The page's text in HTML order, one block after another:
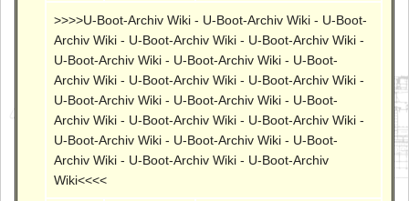
>>>>U-Boot-Archiv Wiki - U-Boot-Archiv Wiki - U-Boot-
Archiv Wiki - U-Boot-Archiv Wiki - U-Boot-Archiv Wiki -
U-Boot-Archiv Wiki - U-Boot-Archiv Wiki - U-Boot-
Archiv Wiki - U-Boot-Archiv Wiki - U-Boot-Archiv Wiki -
U-Boot-Archiv Wiki - U-Boot-Archiv Wiki - U-Boot-
Archiv Wiki - U-Boot-Archiv Wiki - U-Boot-Archiv Wiki -
U-Boot-Archiv Wiki - U-Boot-Archiv Wiki - U-Boot-
Archiv Wiki - U-Boot-Archiv Wiki - U-Boot-Archiv
Wiki<<<<